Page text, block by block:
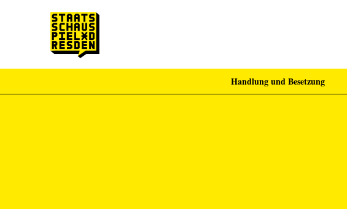
Handlung und Besetzung